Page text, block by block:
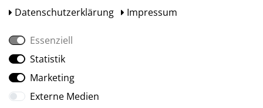
Social Media
Daten­schutz­erklärung
Impressum
Essenziell
Statistik
Marketing
Externe Medien